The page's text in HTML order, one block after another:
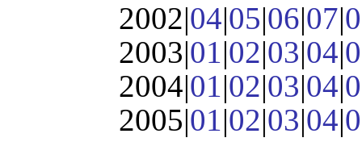
2002|04|05|06|07|
2003|01|02|03|04|
2004|01|02|03|04|
2005|01|02|03|04|